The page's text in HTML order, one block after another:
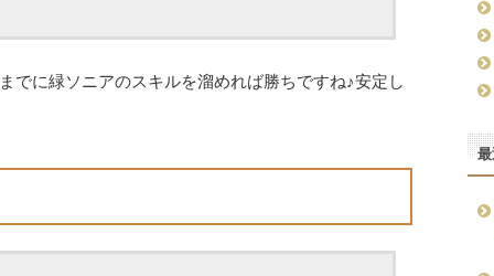
でに緑ソニアのスキルを溜めれば勝ちですね♪安定し